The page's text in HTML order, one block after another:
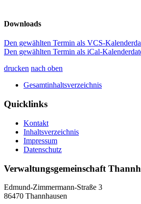
Downloads
Den gewählten Termin als VCS-
Den gewählten Termin als iCal-
drucken nach oben
Gesamtinhaltsverzeichnis
Quicklinks
Kontakt
Inhaltsverzeichnis
Impressum
Datenschutz
Verwaltungsgemeinschaft
Edmund-Zimmermann-Straße 3
86470 Thannhausen